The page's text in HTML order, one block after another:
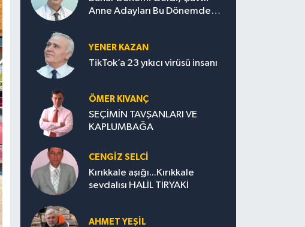
Anne Adayları Bu Dönemde
YENER KAZAN
TikTok’a 23 yıkıcı virüsü insanı
ÖMER KIVANÇ
SEÇİMİN TAVŞANLARI VE
KAPLUMBAĞA
CENGİZ SELCİ
Kırıkkale aşığı...Kırıkkale
sevdalısı HALİL TİRYAKİ
AHMET YEŞİL